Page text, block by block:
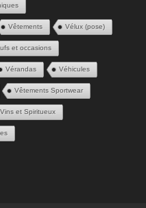
Vêtements Vélux (pose)
et occasions
Vérandas Véhicules
Vêtements Sportwear
Vins et Spiritueux